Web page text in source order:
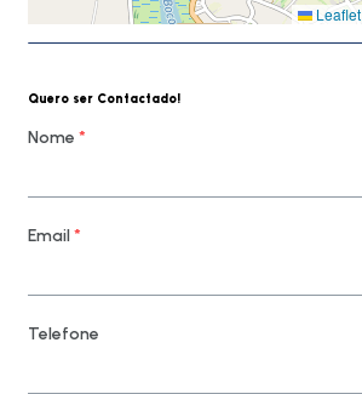
Leaflet
Quero ser Contactado!
Nome *
Email*
Telefone